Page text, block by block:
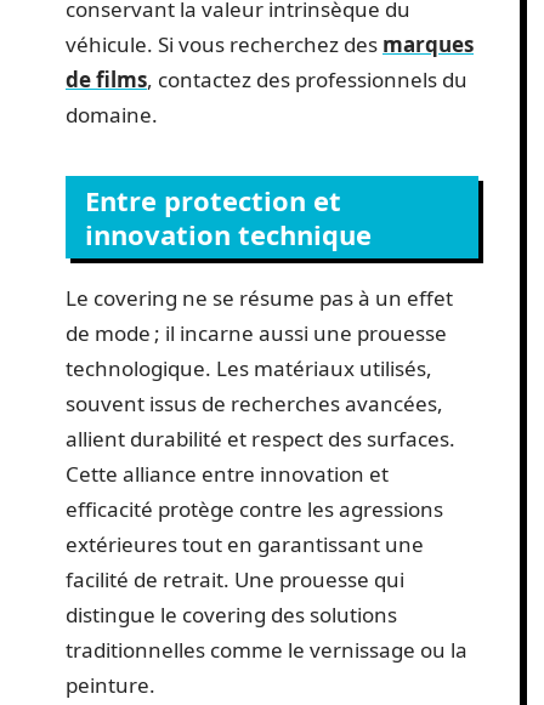
conservant la valeur intrinsèque du
véhicule. Si vous recherchez des marques
de films, contactez des professionnels du
domaine.
Entre protection et
innovation technique
Le covering ne se résume pas à un effet
de mode ; il incarne aussi une prouesse
technologique. Les matériaux utilisés,
souvent issus de recherches avancées,
allient durabilité et respect des surfaces.
Cette alliance entre innovation et
efficacité protège contre les agressions
extérieures tout en garantissant une
facilité de retrait. Une prouesse qui
distingue le covering des solutions
traditionnelles comme le vernissage ou la
peinture.